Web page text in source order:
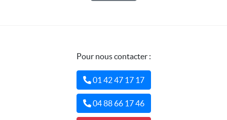
Pour nous contacter :
01 42 47 17 17
04 88 66 17 46